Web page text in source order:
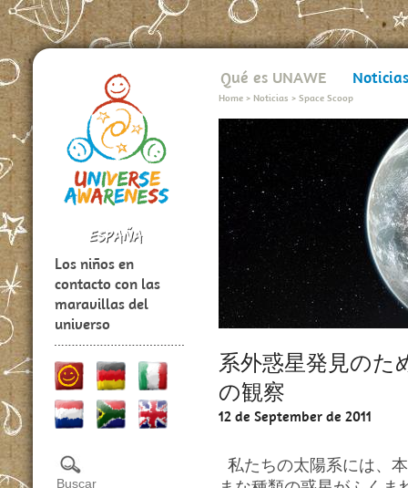
Los niños en
contacto con las
maravillas del
universo
Qué es UNAWE Noticias
Home > Noticias > Space Scoop
系外惑星発見のた
の観察
12 de September de 2011
私たちの太陽系には、